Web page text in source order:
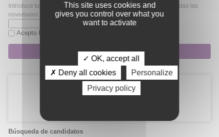
Introduce tu correo electrónico si quieres mantenerte al día de todas las
novedades de Fibao.
Acepto la
Suscripción
Búsqueda de candidatos
This site uses cookies and
gives you control over what you
want to activate
✓ OK, accept all
✗ Deny all cookies
Personalize
Privacy policy